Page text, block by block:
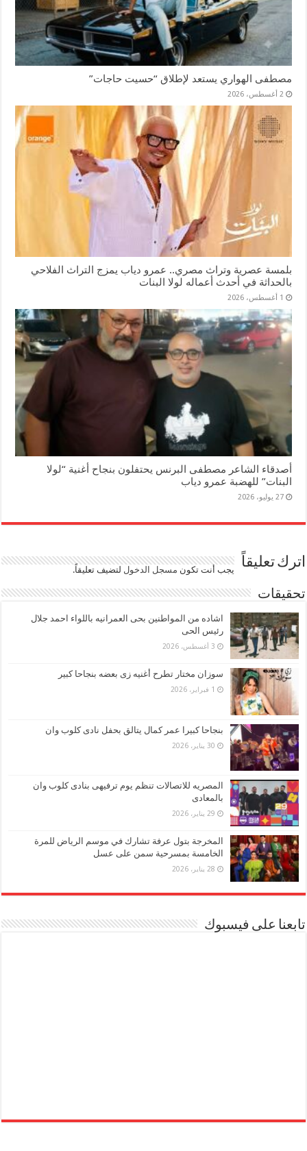
مصطفى الهواري يستعد لإطلاق “حسيت حاجات”
2 أغسطس، 2026
بلمسة عصرية وتراث مصري.. عمرو دياب يمزج التراث الفلاحي
بالحداثة في أحدث أعماله لولا البنات
1 أغسطس، 2026
أصدقاء الشاعر مصطفى البرنس يحتفلون بنجاح أغنية “لولا
البنات” للهضبة عمرو دياب
27 يوليو، 2026
اترك تعليقاً يجب أنت تكون مسجل الدخول لتضيف تعليقاً.
تحقيقات
اشاده من المواطنين بحى العمرانيه باللواء احمد جلال
رئيس الحى
3 أغسطس، 2026
سوزان مختار تطرح أغنيه زى بعضه بنجاحا كبير
1 فبراير، 2026
بنجاحا كبيرا عمر كمال يتالق بحفل نادى كلوب وان
30 يناير، 2026
المصريه للاتصالات تنظم يوم ترفيهى بنادى كلوب وان
بالمعادى
29 يناير، 2026
المخرجة بتول عرفة تشارك في موسم الرياض للمرة
الخامسة بمسرحية سمن على عسل
28 يناير، 2026
تابعنا على فيسبوك